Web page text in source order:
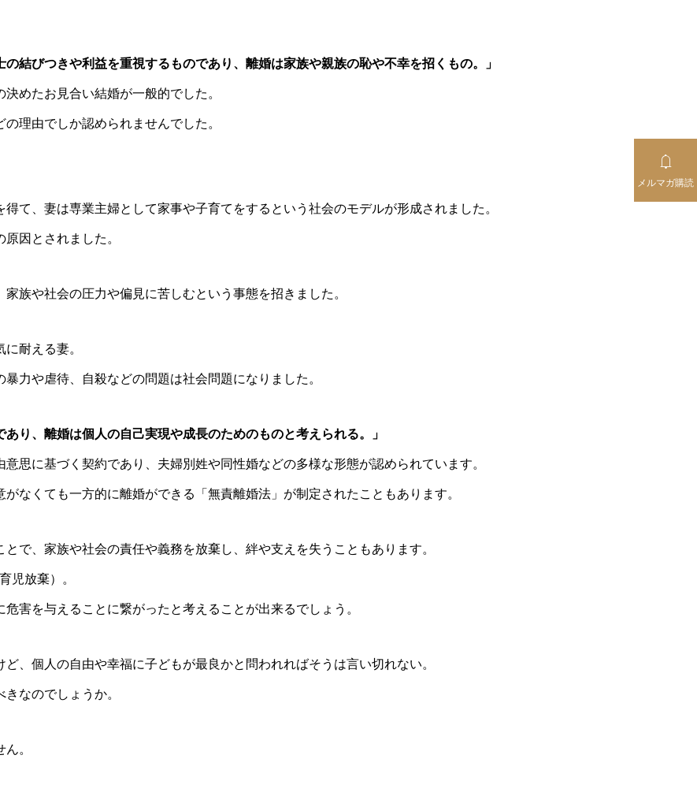
の結びつきや利益を重視するものであり、離婚は家族や親族の恥や不幸を招くもの。」
めたお見合い結婚が一般的でした。
理由でしか認められませんでした。
て、妻は専業主婦として家事や子育てをするという社会のモデルが形成されました。
因とされました。
族や社会の圧力や偏見に苦しむという事態を招きました。
耐える妻。
力や虐待、自殺などの問題は社会問題になりました。
り、離婚は個人の自己実現や成長のためのものと考えられる。」
思に基づく契約であり、夫婦別姓や同性婚などの多様な形態が認められています。
なくても一方的に離婚ができる「無責離婚法」が制定されたこともあります。
で、家族や社会の責任や義務を放棄し、絆や支えを失うこともあります。
児放棄）。
害を与えることに繋がったと考えることが出来るでしょう。
、個人の自由や幸福に子どもが最良かと問われればそうは言い切れない。
なのでしょうか。
。

メルマガ購読